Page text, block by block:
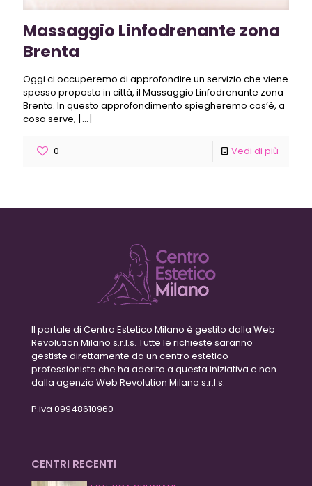
Massaggio Linfodrenante zona
Brenta
Oggi ci occuperemo di approfondire un servizio che viene
spesso proposto in città, il Massaggio Linfodrenante zona
Brenta. In questo approfondimento spiegheremo cos’è, a
cosa serve, […]
0 Vedi di più
Il portale di Centro Estetico Milano è gestito dalla Web
Revolution Milano s.r.l.s. Tutte le richieste saranno
gestiste direttamente da un centro estetico
professionista che ha aderito a questa iniziativa e non
dalla agenzia Web Revolution Milano s.r.l.s.
P.iva 09948610960
CENTRI RECENTI